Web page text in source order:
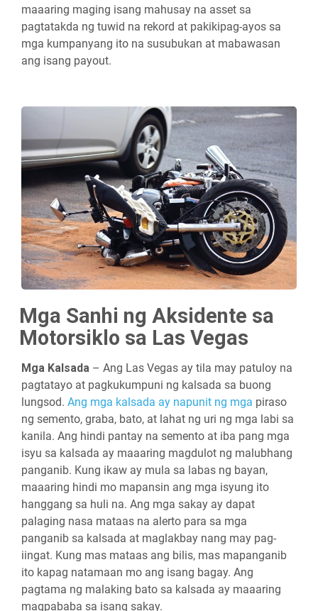
maaaring maging isang mahusay na asset sa
pagtatakda ng tuwid na rekord at pakikipag-ayos sa
mga kumpanyang ito na susubukan at mabawasan
ang isang payout.
Mga Sanhi ng Aksidente sa
Motorsiklo sa Las Vegas
Mga Kalsada – Ang Las Vegas ay tila may patuloy na
pagtatayo at pagkukumpuni ng kalsada sa buong
lungsod. Ang mga kalsada ay napunit ng mga piraso
ng semento, graba, bato, at lahat ng uri ng mga labi sa
kanila. Ang hindi pantay na semento at iba pang mga
isyu sa kalsada ay maaaring magdulot ng malubhang
panganib. Kung ikaw ay mula sa labas ng bayan,
maaaring hindi mo mapansin ang mga isyung ito
hanggang sa huli na. Ang mga sakay ay dapat
palaging nasa mataas na alerto para sa mga
panganib sa kalsada at maglakbay nang may pag-
iingat. Kung mas mataas ang bilis, mas mapanganib
ito kapag natamaan mo ang isang bagay. Ang
pagtama ng malaking bato sa kalsada ay maaaring
magpababa sa isang sakay.